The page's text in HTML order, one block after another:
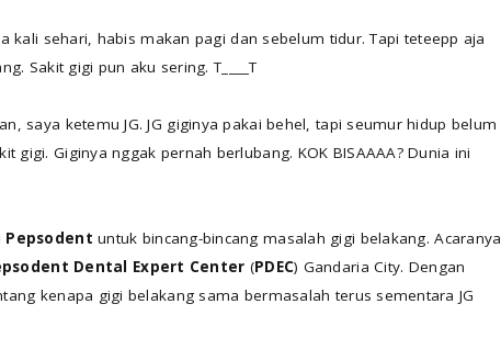
kali sehari, habis makan pagi dan sebelum tidur. Tapi teteepp aja
Sakit gigi pun aku sering. T____T
saya ketemu JG. JG giginya pakai behel, tapi seumur hidup belum
gigi. Giginya nggak pernah berlubang. KOK BISAAAA? Dunia ini
Pepsodent untuk bincang-bincang masalah gigi belakang. Acaranya
Dental Expert Center (PDEC) Gandaria City. Dengan
kenapa gigi belakang sama bermasalah terus sementara JG